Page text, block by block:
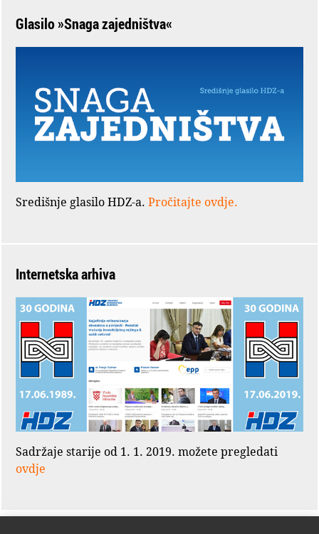
Glasilo »Snaga zajedništva«
Središnje glasilo HDZ-a. Pročitajte ovdje.
Internetska arhiva
Sadržaje starije od 1. 1. 2019. možete pregledati
ovdje